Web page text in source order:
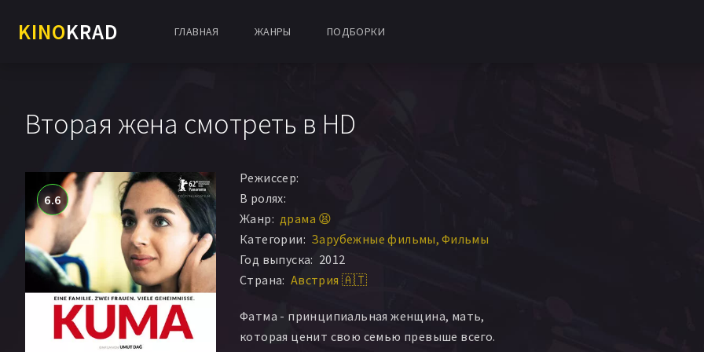
KINOKRAD ГЛАВНАЯ ЖАНРЫ ПОДБОРКИ
Вторая жена смотреть в HD
6.6
Режиссер:
В ролях:
Жанр: драма 😫
Категории: Зарубежные фильмы Фильмы
Год выпуска: 2012
Страна: Австрия 🇦🇹
Фатма - принципиальная женщина, мать,
которая ценит свою семью превыше всего.